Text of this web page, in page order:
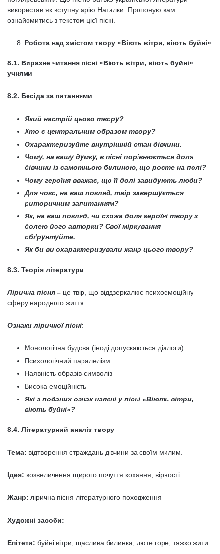
використав як вступну арію Наталки. Пропоную вам
ознайомитись з текстом цієї пісні.
Робота над змістом твору «Віють вітри, віють буйні»
8.1. Виразне читання пісні «Віють вітри, віють буйні»
учнями
8.2. Бесіда за питаннями
Який настрій цього твору?
Хто є центральним образом твору?
Охарактеризуйте внутрішній стан дівчини.
Чому, на вашу думку, в пісні порівнюється доля
дівчини із самотньою билиною, що росте на полі?
Чому героїня вважає, що її долі завидують люди?
Для чого, на ваш погляд, твір завершується
риторичним запитанням?
Як, на ваш погляд, чи схожа доля героїні твору з
долею його авторки? Свої міркування
обґрунтуйте.
Як би ви охарактеризували жанр цього твору?
8.3. Теорія літератури
Лірична пісня – це твір, що віддзеркалює психоемоційну
сферу народного життя.
Ознаки ліричної пісні:
Монологічна будова (іноді допускаються діалоги)
Психологічний паралелізм
Наявність образів-символів
Висока емоційність
Які з поданих ознак наявні у пісні «Віють вітри,
віють буйні»?
8.4. Літературний аналіз твору
Тема: відтворення страждань дівчини за своїм милим.
Ідея: возвеличення щирого почуття кохання, вірності.
Жанр: лірична пісня літературного походження
Художні засоби:
Епітети: буйні вітри, щаслива билинка, люте горе, тяжко жити